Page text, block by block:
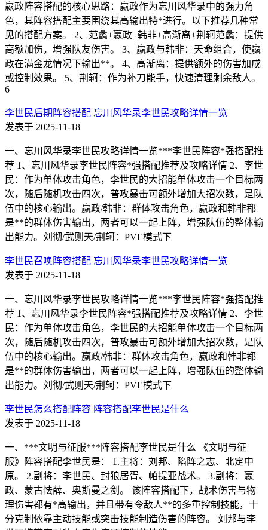
嬴政阵容搭配的核心思路：嬴政作为忘川风华录中的强力角
色，其阵容搭配主要围绕其高输出特*进行。以下推荐几种常
见的搭配方案。 2、范蠡+嬴政+韩非+高渐离+荆轲范蠡：提供
高额加伤，增强队友伤害。 3、嬴政与韩非：天命组合，使嬴
政在满金龙情况下输出**。 4、高渐离：提供额外的伤害加成
或控制效果。 5、荆轲：作为补刀能手，快速清理剩余敌人。
6
李世民后期阵容搭配 忘川风华录李世民攻略详情一览
发表于 2025-11-18
一、忘川风华录李世民攻略详情一览***李世民阵容*强搭配推
荐 1、忘川风华录李世民阵容*强搭配推荐及攻略详情 2、李世
民：作为单体攻击角色，李世民的大招能单体攻击一个目标两
次，随后随机攻击四次，普攻暴击可额外增加大招次数，是队
伍中的核心输出。嬴政/韩非：群体攻击角色，嬴政和韩非都
是**的群体伤害输出，两者可以一起上阵，增强队伍的整体输
出能力。刘彻/武则天/荆轲：PVE模式下
李世民召唤阵容搭配 忘川风华录李世民攻略详情一览
发表于 2025-11-18
一、忘川风华录李世民攻略详情一览***李世民阵容*强搭配推
荐 1、忘川风华录李世民阵容*强搭配推荐及攻略详情 2、李世
民：作为单体攻击角色，李世民的大招能单体攻击一个目标两
次，随后随机攻击四次，普攻暴击可额外增加大招次数，是队
伍中的核心输出。嬴政/韩非：群体攻击角色，嬴政和韩非都
是**的群体伤害输出，两者可以一起上阵，增强队伍的整体输
出能力。刘彻/武则天/荆轲：PVE模式下
李世民怎么搭配阵容 阵容搭配李世民是什么
发表于 2025-11-18
一、***文明与征服***阵容搭配李世民是什么 《文明与征
服》阵容搭配李世民是： 1.主将：刘邦、陷阵之志、北定中
原。 2.副将：李世民、封狼居胥、帕提亚战术。 3.副将：嬴
政、蒙古怯薛、奥斯曼之剑。 该阵容搭配下，战术伤害与物
理伤害都有*高输出，并且带有令敌人**的多重控制技能，十
分克制依靠主动技能或突击技能制造伤害的阵容。 刘邦与李